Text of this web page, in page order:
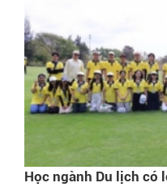
Học ngành Du lịch có